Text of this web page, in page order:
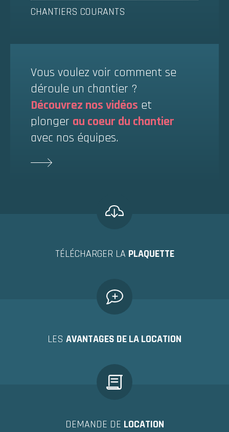
CHANTIERS COURANTS
Vous voulez voir comment se
déroule un chantier ?
Découvrez nos vidéos et
plonger au coeur du chantier
avec nos équipes.
TÉLÉCHARGER LA PLAQUETTE
LES AVANTAGES DE LA LOCATION
DEMANDE DE LOCATION